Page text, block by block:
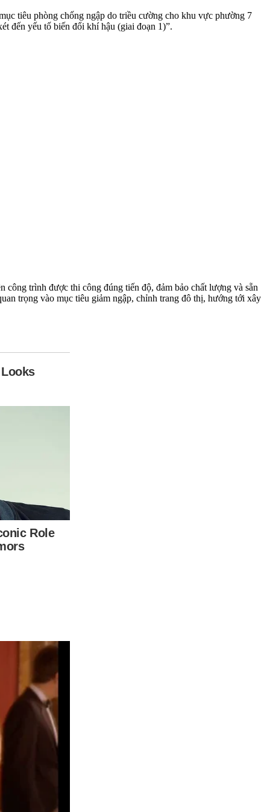
tiêu phòng chống ngập do triều cường cho khu vực phường 7
đến yếu tố biến đổi khí hậu (giai đoạn 1)”.
trình được thi công đúng tiến độ, đảm bảo chất lượng và sẵn
trọng vào mục tiêu giảm ngập, chỉnh trang đô thị, hướng tới xây